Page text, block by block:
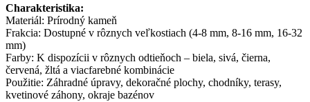
Charakteristika:
Materiál: Prírodný kameň
Frakcia: Dostupné v rôznych veľkostiach (4-8 mm, 8-16 mm, 16-32
mm)
Farby: K dispozícii v rôznych odtieňoch – biela, sivá, čierna,
červená, žltá a viacfarebné kombinácie
Použitie: Záhradné úpravy, dekoračné plochy, chodníky, terasy,
kvetinové záhony, okraje bazénov